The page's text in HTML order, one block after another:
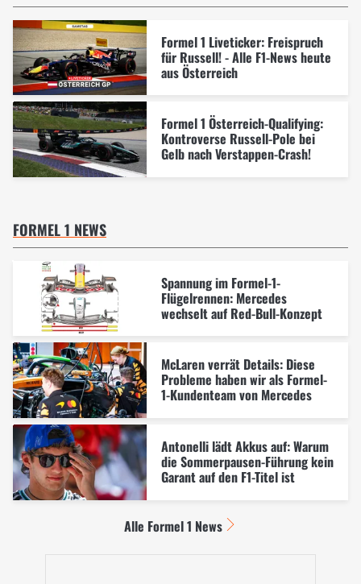
Formel 1 Liveticker: Freispruch
für Russell! - Alle F1-News heute
aus Österreich
Formel 1 Österreich-Qualifying:
Kontroverse Russell-Pole bei
Gelb nach Verstappen-Crash!
FORMEL 1 NEWS
Spannung im Formel-1-
Flügelrennen: Mercedes
wechselt auf Red-Bull-Konzept
McLaren verrät Details: Diese
Probleme haben wir als Formel-
1-Kundenteam von Mercedes
Antonelli lädt Akkus auf: Warum
die Sommerpausen-Führung kein
Garant auf den F1-Titel ist
Alle Formel 1 News